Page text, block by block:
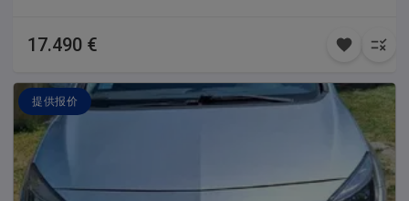
17.490 €
提供报价